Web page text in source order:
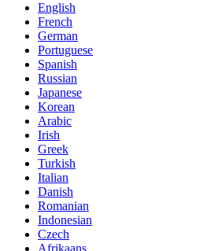
English
French
German
Portuguese
Spanish
Russian
Japanese
Korean
Arabic
Irish
Greek
Turkish
Italian
Danish
Romanian
Indonesian
Czech